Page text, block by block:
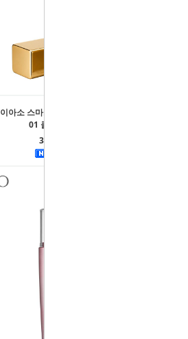
이아소 스마트 립스틱 에어벨벳
01 클래식 레드
35,000원